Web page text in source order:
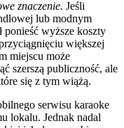
znaczenie. Jeśli
lub modnym
ponieść wyższe koszty
większej
miejscu może
szerszą publiczność, ale
się z tym wiążą.
serwisu karaoke
lokalu. Jednak nadal